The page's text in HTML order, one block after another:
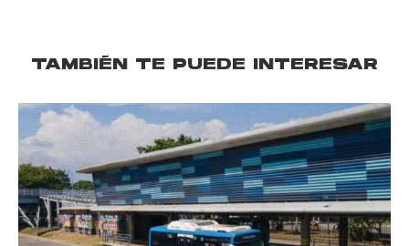
TAMBIÉN TE PUEDE INTERESAR